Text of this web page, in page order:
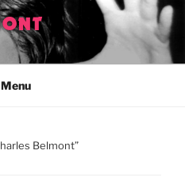
Menu
Belmont”